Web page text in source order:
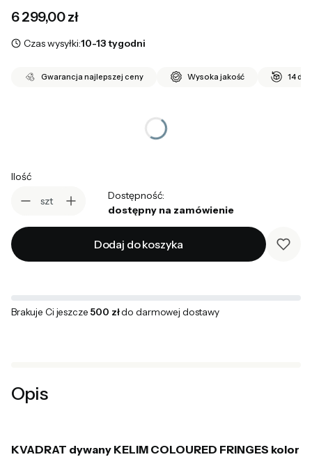
Cena
6 299,00 zł
Czas wysyłki:10-13 tygodni
Gwarancja najlepszej ceny Wysoka jakość 14 dni
Ilość
szt
Dostępność:
dostępny na zamówienie
Dodaj do koszyka
Brakuje Ci jeszcze 500 złdo darmowej dostawy
Opis
KVADRAT dywany KELIM COLOURED FRINGES kolor